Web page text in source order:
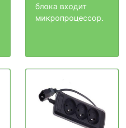
блока входит
микропроцессор.